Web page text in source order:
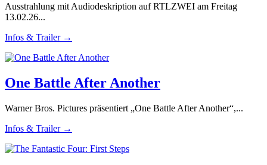
Ausstrahlung mit Audiodeskription auf RTLZWEI am Freitag
13.02.26...
Infos & Trailer →
One Battle After Another
Warner Bros. Pictures präsentiert „One Battle After Another“,...
Infos & Trailer →